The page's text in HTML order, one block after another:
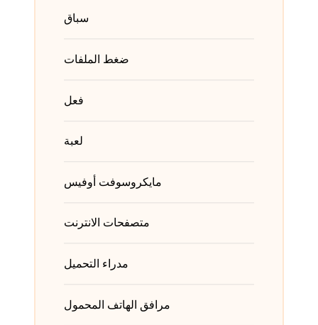
سباق
ضغط الملفات
فعل
لعبة
مايكروسوفت أوفيس
متصفحات الانترنت
مدراء التحميل
مرافق الهاتف المحمول